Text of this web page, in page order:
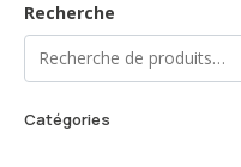
Recherche
Catégories